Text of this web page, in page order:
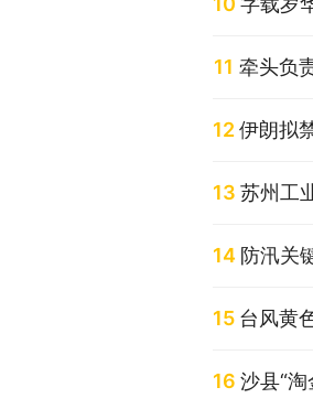
11 牵头负
12伊朗拟
13 苏州工
14 防汛关
15 台风黄
16 沙县“淘